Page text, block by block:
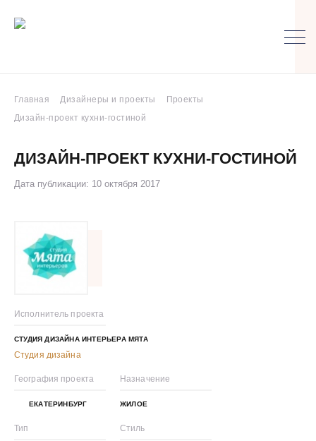
Главная Дизайнеры и проекты
Проекты
Дизайн-проект кухни-гостиной
ДИЗАЙН-ПРОЕКТ КУХНИ-ГОСТИНОЙ
Дата публикации: 10 октября 2017
Исполнитель проекта
СТУДИЯ ДИЗАЙНА ИНТЕРЬЕРА МЯТА
Студия дизайна
География проекта
ЕКАТЕРИНБУРГ
Назначение
ЖИЛОЕ
Тип Стиль